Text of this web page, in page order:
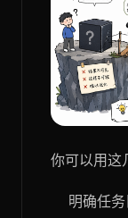
你可以用这
明确任